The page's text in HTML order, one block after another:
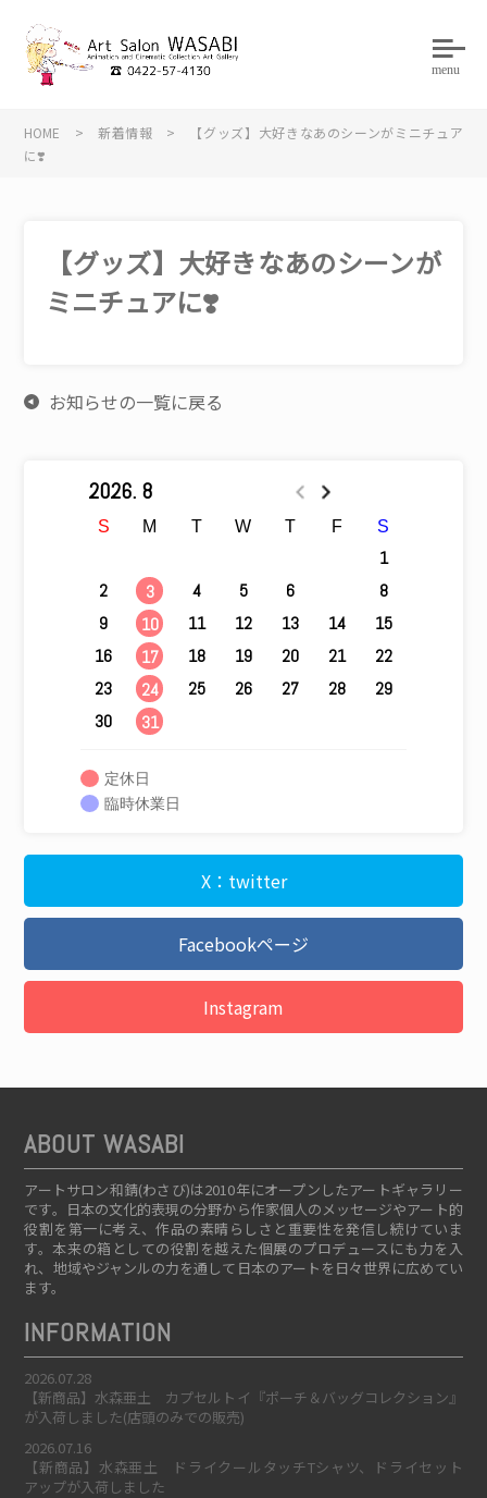
menu
HOME > 新着情報 >
【グッズ】大好きなあのシーンがミニチュア
に❣️
【グッズ】大好きなあのシーンが
ミニチュアに❣️
お知らせの一覧に戻る
2026. 8
S M T W T F S
1
2
3 4 5 6
8
9
10 11 12 13 14
15
16
17 18 19 20 21
22
23
24 25 26 27 28
29
30
31
定休日
臨時休業日
X：twitter
Facebookページ
Instagram
ABOUT WASABI
アートサロン和錆(わさび)は2010年にオープンしたアートギャラリー
です。日本の文化的表現の分野から作家個人のメッセージやアート的
役割を第一に考え、作品の素晴らしさと重要性を発信し続けていま
す。本来の箱としての役割を越えた個展のプロデュースにも力を入
れ、地域やジャンルの力を通して日本のアートを日々世界に広めてい
ます。
INFORMATION
2026.07.28
【新商品】水森亜土 カプセルトイ『ポーチ＆バッグコレクション』
が入荷しました(店頭のみでの販売)
2026.07.16
【新商品】水森亜土 ドライクールタッチTシャツ、ドライセット
アップが入荷しました